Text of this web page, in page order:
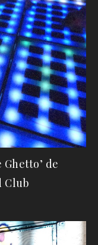
de
Club